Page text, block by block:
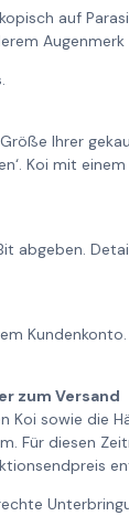
auf
.
Ihrer
Koi mit
abgeben.
zum Versand
sowie die
Für diesen